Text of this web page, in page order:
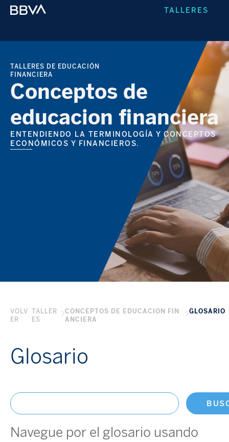
TALLERES
TALLERES DE EDUCACIÓN
FINANCIERA
Conceptos de
educacion financiera
ENTENDIENDO LA TERMINOLOGÍA Y CONCEPTOS
ECONÓMICOS Y FINANCIEROS.
VOLV
ER
TALLER
ES
CONCEPTOS DE EDUCACION FIN
ANCIERA
GLOSARIO
Glosario
Navegue por el glosario usando